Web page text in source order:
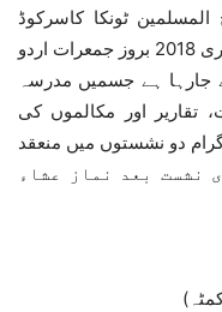
ٹونکا کاسرکوڈ
ہوناورکا سالانہ جلسہ انشاءاللہ 15/ فروری 2018 بروز جمعرات اردو
جارہا ہے جسمیں مدرسہ
تقاریر اور مکالموں کی
دو نشستوں میں منعقد
اور دوسری نشست بعد نماز عشاء